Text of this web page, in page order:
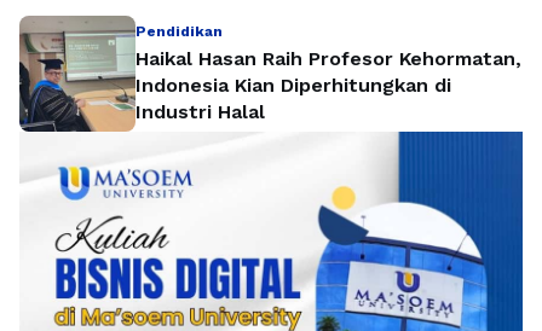
Pendidikan
Haikal Hasan Raih Profesor Kehormatan,
Indonesia Kian Diperhitungkan di
Industri Halal